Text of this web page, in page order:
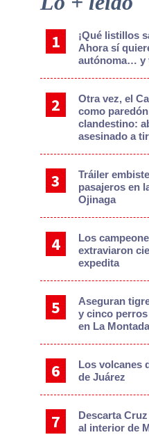
¡Qué listillos
Ahora sí
autónoma… y
Otra vez, el
como
clandestino:
asesinado a
Tráiler
pasajeros en
Ojinaga
Los
extraviaron
expedita
Aseguran
y cinco
en La
Los volcanes
de Juárez
Descarta
al interior de